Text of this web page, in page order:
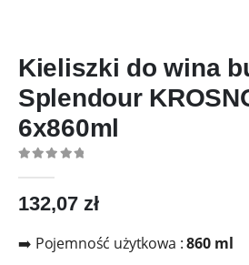
Kieliszki do wina
Splendour
6x860ml
132,07 zł
➡️ Pojemność użytkowa :860 ml